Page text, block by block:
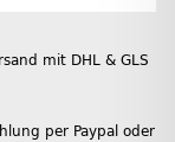
mit DHL & GLS
per Paypal oder